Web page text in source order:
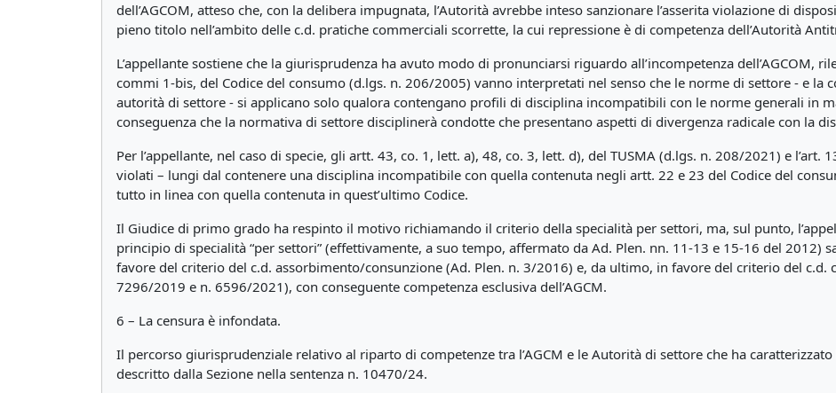
dell’AGCOM, atteso che, con la delibera impugnata, l’Autorità avrebbe inteso sanzionare l’asserita violazione di
pieno titolo nell’ambito delle c.d. pratiche commerciali scorrette, la cui repressione è di competenza dell’Autorità
L’appellante sostiene che la giurisprudenza ha avuto modo di pronunciarsi riguardo all’incompetenza dell’AGCOM,
commi 1-bis, del Codice del consumo (d.lgs. n. 206/2005) vanno interpretati nel senso che le norme di settore - e la
autorità di settore - si applicano solo qualora contengano profili di disciplina incompatibili con le norme generali in
conseguenza che la normativa di settore disciplinerà condotte che presentano aspetti di divergenza radicale con la
Per l’appellante, nel caso di specie, gli artt. 43, co. 1, lett. a), 48, co. 3, lett. d), del TUSMA (d.lgs. n. 208/2021) e l’art.
violati – lungi dal contenere una disciplina incompatibile con quella contenuta negli artt. 22 e 23 del Codice del
tutto in linea con quella contenuta in quest’ultimo Codice.
Il Giudice di primo grado ha respinto il motivo richiamando il criterio della specialità per settori, ma, sul punto,
principio di specialità “per settori” (effettivamente, a suo tempo, affermato da Ad. Plen. nn. 11-13 e 15-16 del 2012)
favore del criterio del c.d. assorbimento/consunzione (Ad. Plen. n. 3/2016) e, da ultimo, in favore del criterio del c.d.
7296/2019 e n. 6596/2021), con conseguente competenza esclusiva dell’AGCM.
6 – La censura è infondata.
Il percorso giurisprudenziale relativo al riparto di competenze tra l’AGCM e le Autorità di settore che ha
descritto dalla Sezione nella sentenza n. 10470/24.